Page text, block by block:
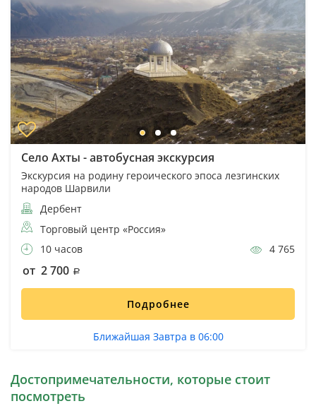
Село Ахты - автобусная экскурсия
Экскурсия на родину героического эпоса лезгинских
народов Шарвили
Дербент
Торговый центр «Россия»
10 часов
4 765
от 2 700
Подробнее
Ближайшая Завтра в 06:00
Достопримечательности, которые стоит
посмотреть